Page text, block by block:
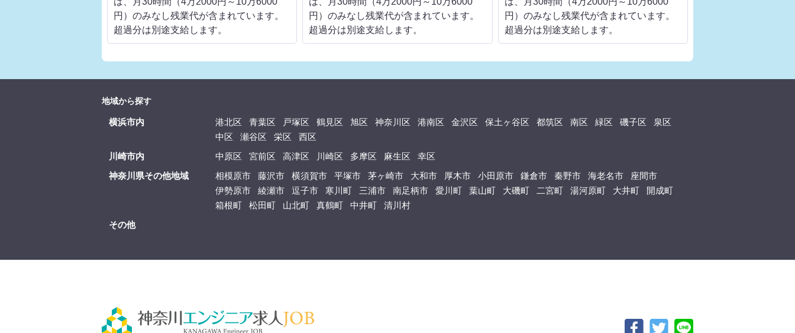
円）のみなし残業代が含まれています。
超過分は別途支給します。
円）のみなし残業代が含まれています。
超過分は別途支給します。
円）のみなし残業代が含まれています。
超過分は別途支給します。
地域から探す
横浜市内 港北区 青葉区 戸塚区 鶴見区 旭区 神奈川区 港南区 金沢区 保土ヶ谷区 都筑区 南区 緑区 磯子区
泉区
中区
瀬谷区 栄区
西区
川崎市内
中原区 宮前区 高津区 川崎区 多摩区 麻生区
幸区
神奈川県その他地域
相模原市 藤沢市 横須賀市 平塚市 茅ヶ崎市 大和市 厚木市 小田原市 鎌倉市 秦野市 海老名市
座間市
伊勢原市
綾瀬市 逗子市 寒川町 三浦市 南足柄市 愛川町 葉山町 大磯町 二宮町 湯河原町 大井町
開成町
箱根町
松田町 山北町 真鶴町 中井町
清川村
その他